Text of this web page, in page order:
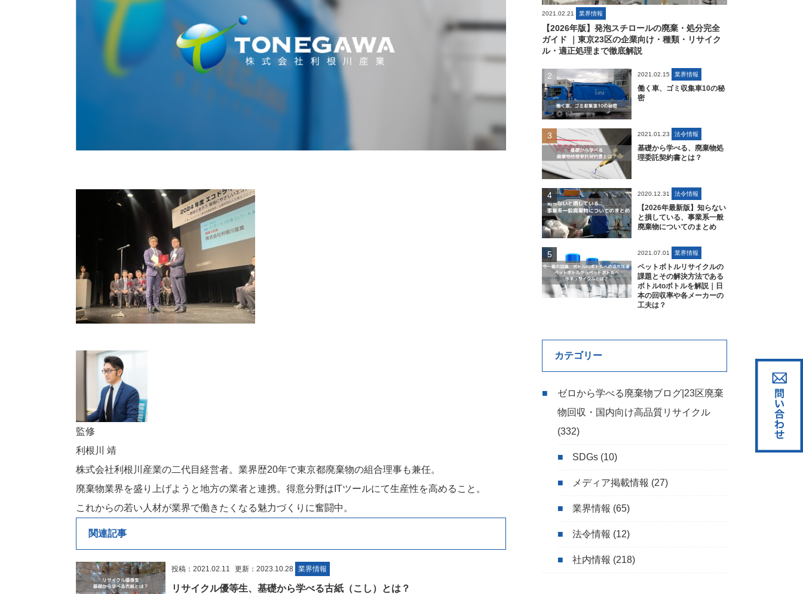
監修
利根川 靖
株式会社利根川産業の二代目経営者。業界歴20年で東京都廃棄物の組合理事も兼任。
廃棄物業界を盛り上げようと地方の業者と連携。得意分野はITツールにて生産性を高めること。
これからの若い人材が業界で働きたくなる魅力づくりに奮闘中。
関連記事
投稿：2021.02.11 更新：2023.10.28 業界情報
リサイクル優等生、基礎から学べる古紙（こし）とは？
2021.02.21 業界情報
【2026年版】発泡スチロールの廃棄・処分完全
ガイド ｜東京23区の企業向け・種類・リサイク
ル・適正処理まで徹底解説
2021.02.15 業界情報
働く車、ゴミ収集車10の秘
密
2021.01.23 法令情報
基礎から学べる、廃棄物処
理委託契約書とは？
2020.12.31 法令情報
【2026年最新版】知らない
と損している、事業系一般
廃棄物についてのまとめ
2021.07.01 業界情報
ペットボトルリサイクルの
課題とその解決方法である
ボトルtoボトルを解説｜日
本の回収率や各メーカーの
工夫は？
カテゴリー
ゼロから学べる廃棄物ブログ|23区廃棄
物回収・国内向け高品質リサイクル
(332)
SDGs (10)
メディア掲載情報 (27)
業界情報 (65)
法令情報 (12)
社内情報 (218)